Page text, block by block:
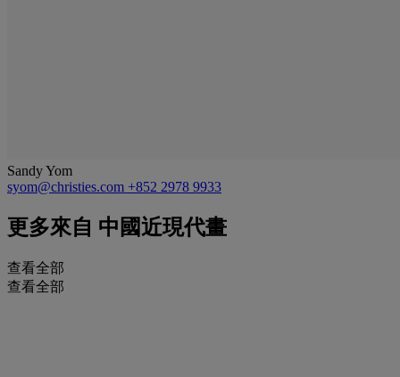
Sandy Yom
syom@christies.com +852 2978 9933
更多來自 中國近現代畫
查看全部
查看全部